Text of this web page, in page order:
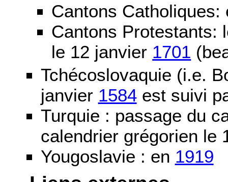
Cantons
Cantons Protestants:
le 12 janvier 1701
Tchécoslovaquie (i.e.
janvier 1584est suivi
Turquie : passage du
calendrier grégorien le
Yougoslavie : en 1919